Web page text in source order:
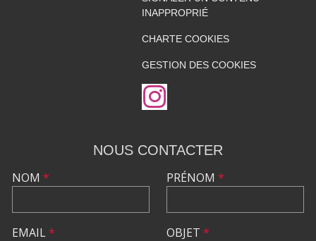
INAPPROPRIÉ
CHARTE COOKIES
GESTION DES COOKIES
NOUS CONTACTER
NOM *
EMAIL*
PRÉNOM *
OBJET *